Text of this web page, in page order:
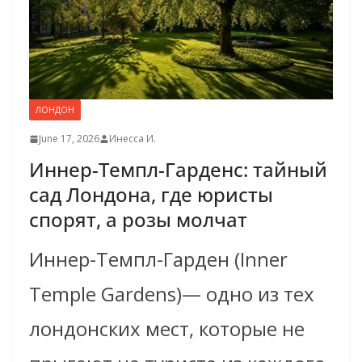
ЛОНДОН
June 17, 2026 Инесса И.
Иннер-Темпл-Гарденс: тайный
сад Лондона, где юристы
спорят, а розы молчат
Иннер-Темпл-Гарден (Inner
Temple Gardens)— одно из тех
лондонских мест, которые не